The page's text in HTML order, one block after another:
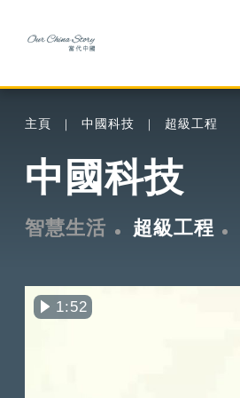
主頁 中國科技 超級工程
中國科技
智慧生活 超級工程
1:52